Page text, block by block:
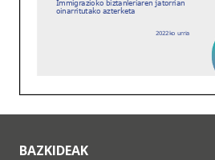
BAZKIDEAK